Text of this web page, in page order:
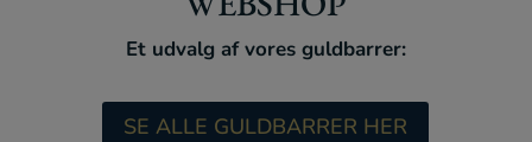
Et udvalg af vores guldbarrer:
SE ALLE GULDBARRER HER